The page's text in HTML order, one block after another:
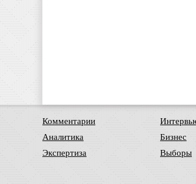
Комментарии
Аналитика
Экспертиза
Бизнес
Выборы